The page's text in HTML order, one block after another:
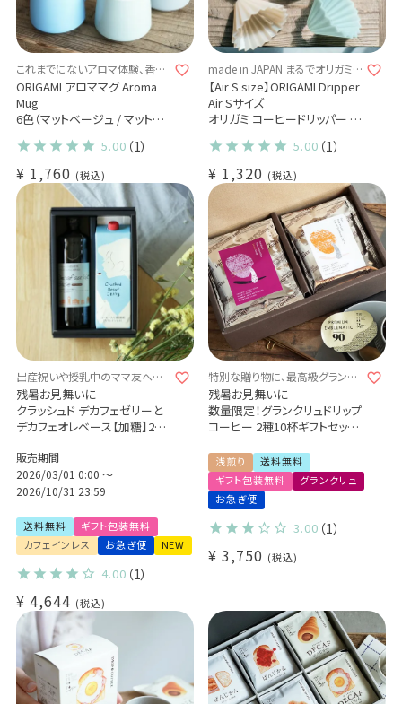
これまでにないアロマ体験、香り
を愉しむマグカップ
ORIGAMI アロママグ Aroma
Mug
6色（マットベージュ / マットグ
ルー / グリーン / ピンク）
細部まで計算された 味わいを
豊かに
コーヒーカップ マグカップ
おりがみ オリガミ
5.00 （1）
¥ 1,760 税込
made in JAPAN まるでオリガミを
折ったような美しいドリッパー
【Air S size】ORIGAMI Dripper
Air Sサイズ
オリガミ コーヒードリッパー エ
AS樹脂製 軽量 耐衝撃性 1〜2
杯用
5.00 （1）
¥ 1,320 税込
出産祝いや授乳中のママ友への
プレゼントに
残暑お見舞いに
クラッシュド デカフェゼリーと
デカフェオレベース【加糖】2本
販売期間
2026/03/01 0:00 〜
2026/10/31 23:59
送料無料
ギフト包装無料
カフェインレス
お急ぎ便 NEW
4.00 （1）
¥ 4,644 税込
特別な贈り物に、最高級グランク
リュドリップコーヒーギフト
残暑お見舞いに
数量限定！グランクリュドリップ
コーヒー 2種10杯ギフトセット
ー 25位
ホンジュラス オスマンサス農
園
浅煎り
送料無料
ギフト包装無料
グランクリュ
お急ぎ便
3.00 （1）
¥ 3,750 税込